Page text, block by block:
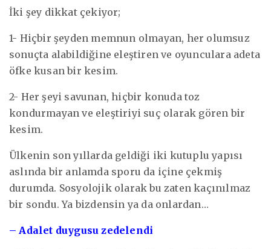
İki şey dikkat çekiyor;
1- Hiçbir şeyden memnun olmayan, her olumsuz
sonuçta alabildiğine eleştiren ve oyunculara adeta
öfke kusan bir kesim.
2- Her şeyi savunan, hiçbir konuda toz
kondurmayan ve eleştiriyi suç olarak gören bir
kesim.
Ülkenin son yıllarda geldiği iki kutuplu yapısı
aslında bir anlamda sporu da içine çekmiş
durumda. Sosyolojik olarak bu zaten kaçınılmaz
bir sondu. Ya bizdensin ya da onlardan…
– Adalet duygusu zedelendi